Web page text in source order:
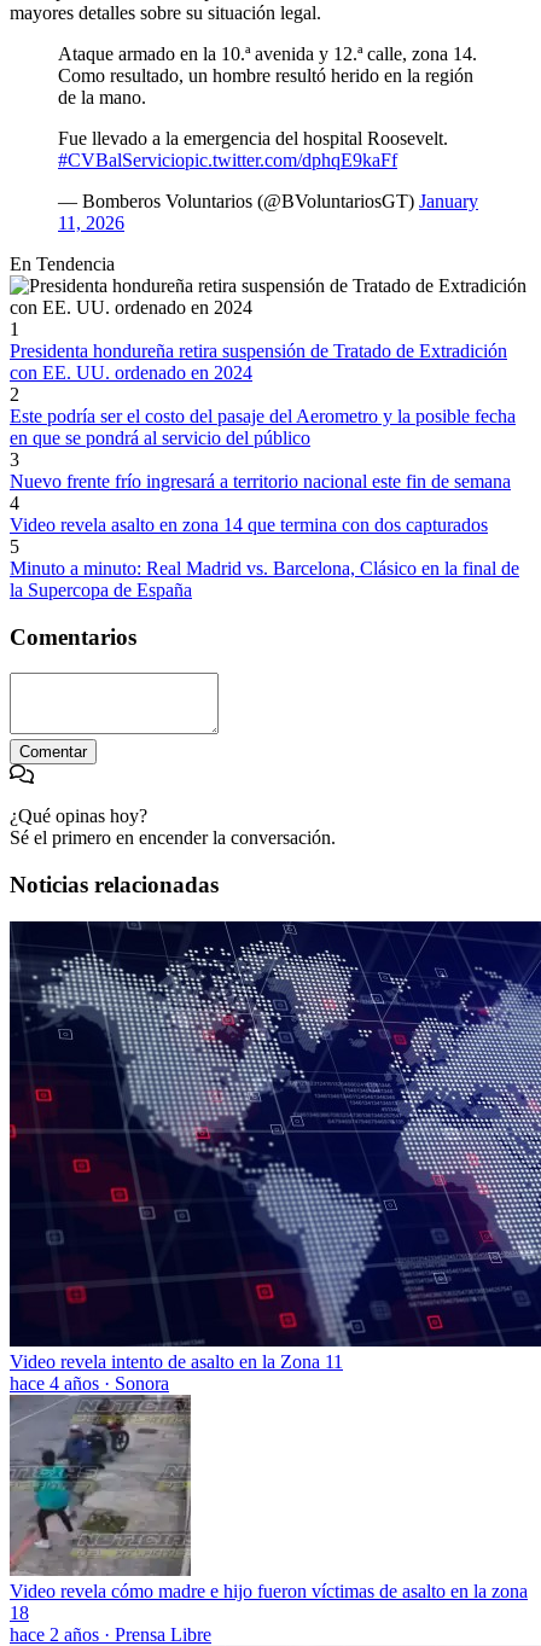
mayores detalles sobre su situación legal.
Ataque armado en la 10.ª avenida y 12.ª calle, zona 14.
Como resultado, un hombre resultó herido en la región
de la mano.
Fue llevado a la emergencia del hospital Roosevelt.
#CVBalServiciopic.twitter.com/dphqE9kaFf
— Bomberos Voluntarios (@BVoluntariosGT) January
11, 2026
En Tendencia
1
Presidenta hondureña retira suspensión de Tratado de Extradición
con EE. UU. ordenado en 2024
2
Este podría ser el costo del pasaje del Aerometro y la posible fecha
en que se pondrá al servicio del público
3
Nuevo frente frío ingresará a territorio nacional este fin de semana
4
Video revela asalto en zona 14 que termina con dos capturados
5
Minuto a minuto: Real Madrid vs. Barcelona, Clásico en la final de
la Supercopa de España
Comentarios
Comentar
¿Qué opinas hoy?
Sé el primero en encender la conversación.
Noticias relacionadas
Video revela intento de asalto en la Zona 11
hace 4 años · Sonora
Video revela cómo madre e hijo fueron víctimas de asalto en la zona
18
hace 2 años · Prensa Libre